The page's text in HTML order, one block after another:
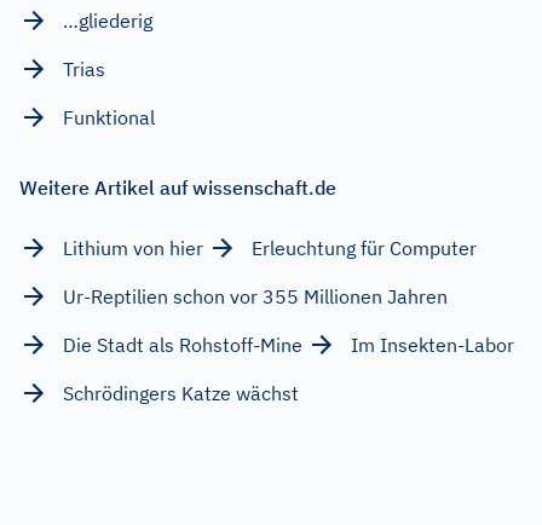
…gliederig
Trias
Funktional
Weitere Artikel auf wissenschaft.de
Lithium von hier
Erleuchtung für Computer
Ur-Reptilien schon vor 355 Millionen Jahren
Die Stadt als Rohstoff-Mine
Im Insekten-Labor
Schrödingers Katze wächst